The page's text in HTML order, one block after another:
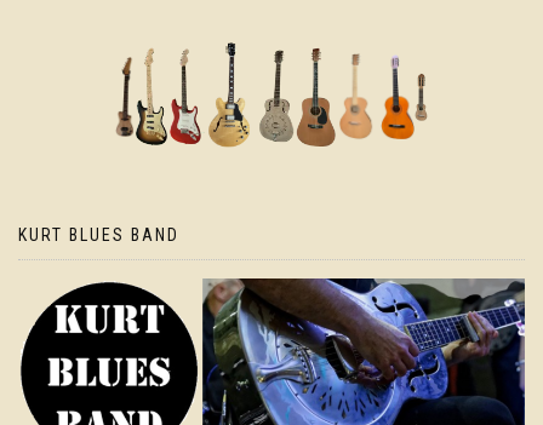
KURT BLUES BAND